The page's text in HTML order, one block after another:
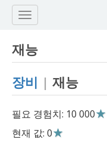
재능
장비 | 재능
필요 경험치: 10 000
현재 값: 0